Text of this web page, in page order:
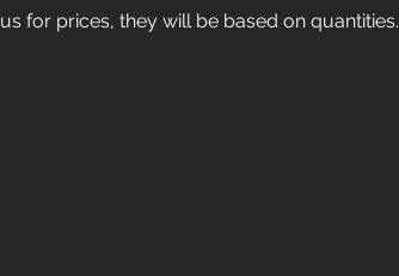
for prices, they will be based on quantities.